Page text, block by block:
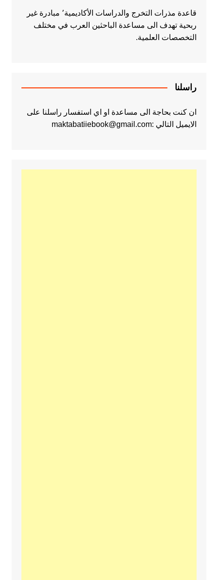
قاعدة مذرات التخرج والدراسات الأكاديمية٬ مبادرة غير
ربحية تهدف الى مساعدة الباحثين العرب في مختلف
التخصصات العلمية.
راسلنا
ان كنت بحاجة الى مساعدة او اي استفسار راسلنا على
الايميل التالي :maktabatiiebook@gmail.com